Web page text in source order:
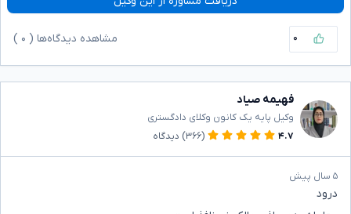
۰ مشاهده دیدگاه‌ها ( ۰
فهیمه صیاد
وکیل پایه یک کانون وکلای دادگستری
۴.۷
(۳۶۶) دیدگاه
۵ سال پیش
درود